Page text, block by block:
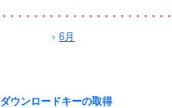
6月
ダウンロードキーの取得